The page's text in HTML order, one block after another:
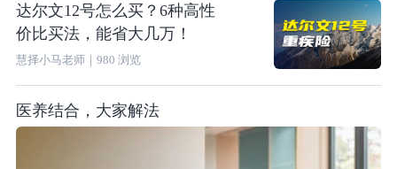
达尔文12号怎么买？6种高性
价比买法，能省大几万！
慧择小马老师｜ 980 浏览
医养结合，大家解法